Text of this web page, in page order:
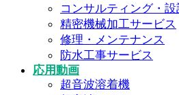
コンサルティング・設
精密機械加工サービス
修理・メンテナンス
防水工事サービス
応用動画
超音波溶着機